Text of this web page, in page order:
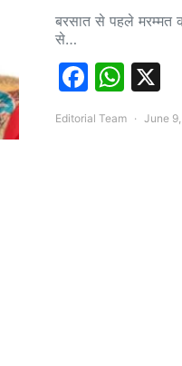
बरसात से पहले मरम्मत
से…
Editorial Team June